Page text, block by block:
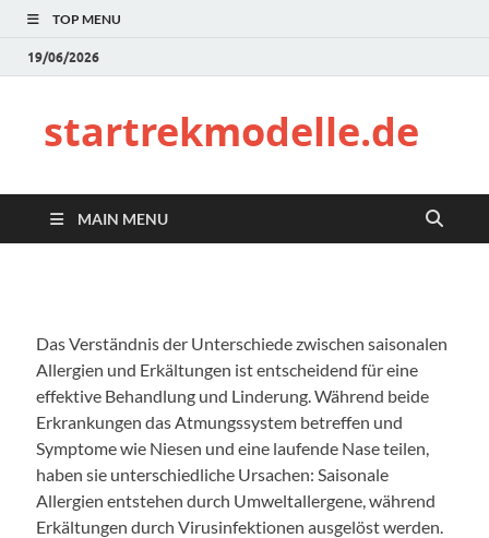
TOP MENU
19/06/2026
startrekmodelle.de
MAIN MENU
Das Verständnis der Unterschiede zwischen saisonalen
Allergien und Erkältungen ist entscheidend für eine
effektive Behandlung und Linderung. Während beide
Erkrankungen das Atmungssystem betreffen und
Symptome wie Niesen und eine laufende Nase teilen,
haben sie unterschiedliche Ursachen: Saisonale
Allergien entstehen durch Umweltallergene, während
Erkältungen durch Virusinfektionen ausgelöst werden.